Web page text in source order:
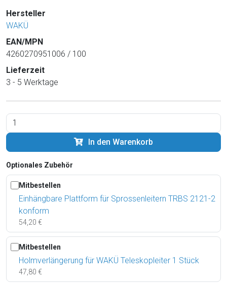
Hersteller
WAKÜ
EAN/MPN
4260270951006 / 100
Lieferzeit
3 - 5 Werktage
In den Warenkorb
Optionales Zubehör
Mitbestellen
Einhängbare Plattform für Sprossenleitern TRBS 2121-2
konform
54,20 €
Mitbestellen
Holmverlängerung für WAKÜ Teleskopleiter 1 Stück
47,80 €